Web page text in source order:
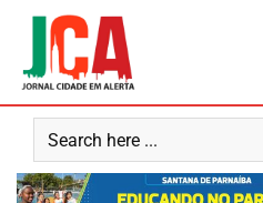
content